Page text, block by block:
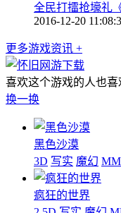
全民打擂抢壕礼
2016-12-20
更多游戏资讯 +
喜欢这个游戏的人也喜
换一换
黑色沙漠
3D 写实 魔幻
疯狂的世界